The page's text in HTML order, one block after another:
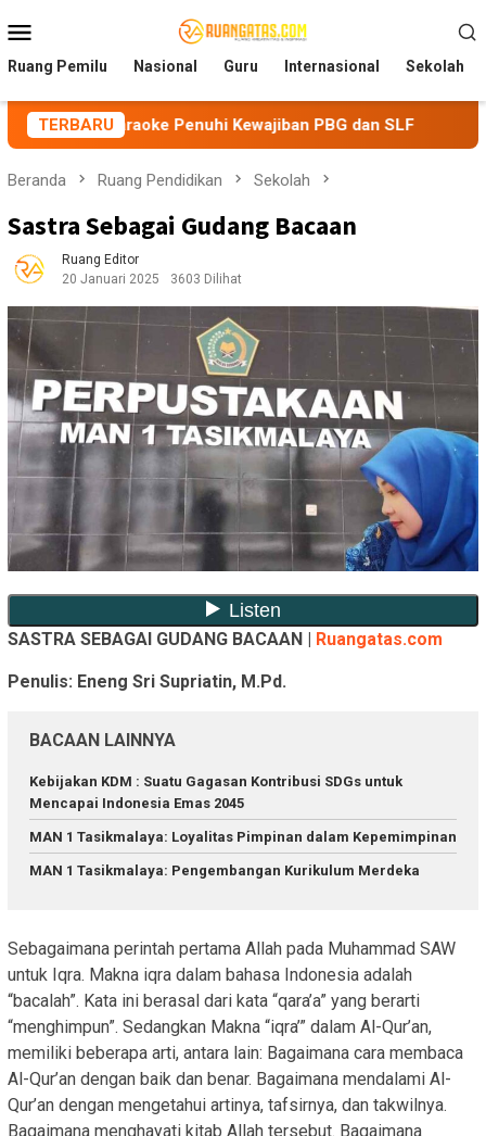
ke
kontenMobile
Ruang Pemilu Nasional Guru Internasional Sekolah
TERBARU
Kewajiban PBG dan SLF BEM Nusantara
Beranda Ruang Pendidikan Sekolah
Sastra Sebagai Gudang Bacaan
Ruang Editor
20 Januari 2025
3603 Dilihat
SASTRA SEBAGAI GUDANG BACAAN | Ruangatas.com
Penulis: Eneng Sri Supriatin, M.Pd.
BACAAN LAINNYA
Kebijakan KDM : Suatu Gagasan Kontribusi SDGs untuk
Mencapai Indonesia Emas 2045
MAN 1 Tasikmalaya: Loyalitas Pimpinan dalam Kepemimpinan
MAN 1 Tasikmalaya: Pengembangan Kurikulum Merdeka
Sebagaimana perintah pertama Allah pada Muhammad SAW
untuk Iqra. Makna iqra dalam bahasa Indonesia adalah
“bacalah”. Kata ini berasal dari kata “qara’a” yang berarti
“menghimpun”. Sedangkan Makna “iqra’” dalam Al-Qur’an,
memiliki beberapa arti, antara lain: Bagaimana cara membaca
Al-Qur’an dengan baik dan benar. Bagaimana mendalami Al-
Qur’an dengan mengetahui artinya, tafsirnya, dan takwilnya.
Bagaimana menghayati kitab Allah tersebut. Bagaimana